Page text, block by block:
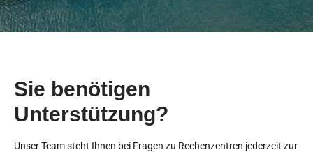
Sie benötigen
Unterstützung?
Unser Team steht Ihnen bei Fragen zu Rechenzentren jederzeit zur